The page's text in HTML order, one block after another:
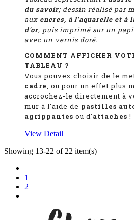
du savoir; dessin réalisé par
aux encres, à l'aquarelle et à
d'or, puis imprimé sur un
avec un vernis doré.
COMMENT AFFICHER
TABLEAU ?
Vous pouvez choisir de le
cadre, ou pour un effet plus
accrochez-le directement à
mur à l'aide de pastilles
agrippantes ou d'attaches !
View Detail
Showing 13-22 of 22 item(s)
1
2